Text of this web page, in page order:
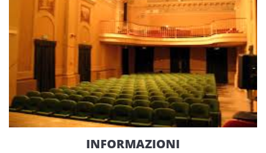
INFORMAZIONI